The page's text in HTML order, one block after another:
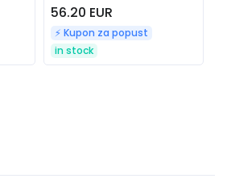
56.20 EUR
⚡️ Kupon za popust
in stock